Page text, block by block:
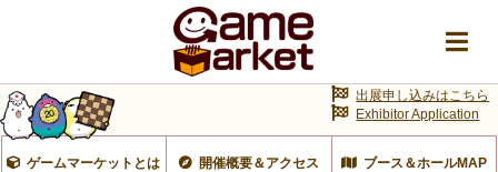
ゲームマーケットとは 開催概要＆アクセス ブース＆ホールMAP
出展申し込みはこちら
Exhibitor Application